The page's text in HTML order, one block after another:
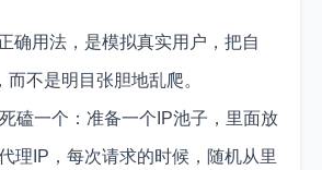
确用法，是模拟真实用户，把自
而不是明目张胆地乱爬。
磕一个：准备一个IP池子，里面放
理IP，每次请求的时候，随机从里